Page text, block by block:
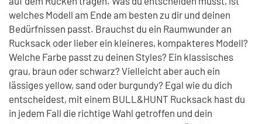
welches Modell am Ende am besten zu dir und deinen
Bedürfnissen passt. Brauchst du ein Raumwunder an
Rucksack oder lieber ein kleineres, kompakteres Modell?
Welche Farbe passt zu deinen Styles? Ein klassisches
grau, braun oder schwarz? Vielleicht aber auch ein
lässiges yellow, sand oder burgundy? Egal wie du dich
entscheidest, mit einem BULL&HUNT Rucksack hast du
in jedem Fall die richtige Wahl getroffen und dein